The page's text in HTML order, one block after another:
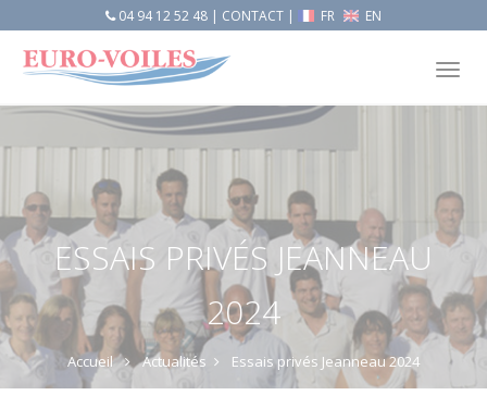
04 94 12 52 48| CONTACT| FR EN
ESSAIS PRIVÉS JEANNEAU
2024
Accueil Actualités Essais privés Jeanneau 2024